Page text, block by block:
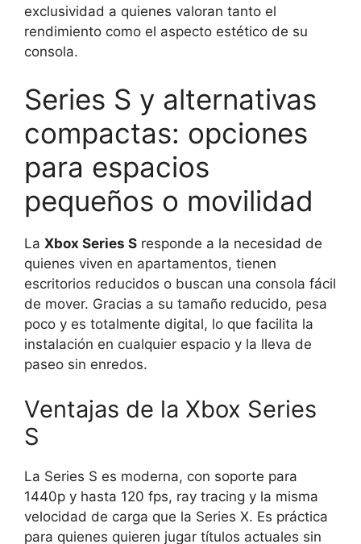
exclusividad a quienes valoran tanto el
rendimiento como el aspecto estético de su
consola.
Series S y alternativas
compactas: opciones
para espacios
pequeños o movilidad
La Xbox Series S responde a la necesidad de
quienes viven en apartamentos, tienen
escritorios reducidos o buscan una consola fácil
de mover. Gracias a su tamaño reducido, pesa
poco y es totalmente digital, lo que facilita la
instalación en cualquier espacio y la lleva de
paseo sin enredos.
Ventajas de la Xbox Series
S
La Series S es moderna, con soporte para
1440p y hasta 120 fps, ray tracing y la misma
velocidad de carga que la Series X. Es práctica
para quienes quieren jugar títulos actuales sin